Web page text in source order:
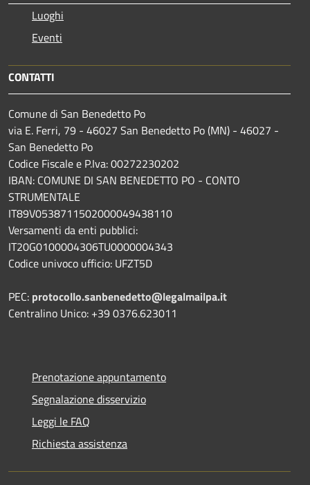
Luoghi
Eventi
CONTATTI
Comune di San Benedetto Po
via E. Ferri, 79 - 46027 San Benedetto Po (MN) - 46027 -
San Benedetto Po
Codice Fiscale e P.Iva: 00272230202
IBAN: COMUNE DI SAN BENEDETTO PO - CONTO
STRUMENTALE
IT89V0538711502000049438110
Versamenti da enti pubblici:
IT20G0100004306TU0000004343
Codice univoco ufficio: UFZT5D
PEC: protocollo.sanbenedetto@legalmailpa.it
Centralino Unico: +39 0376.623011
Prenotazione appuntamento
Segnalazione disservizio
Leggi le FAQ
Richiesta assistenza